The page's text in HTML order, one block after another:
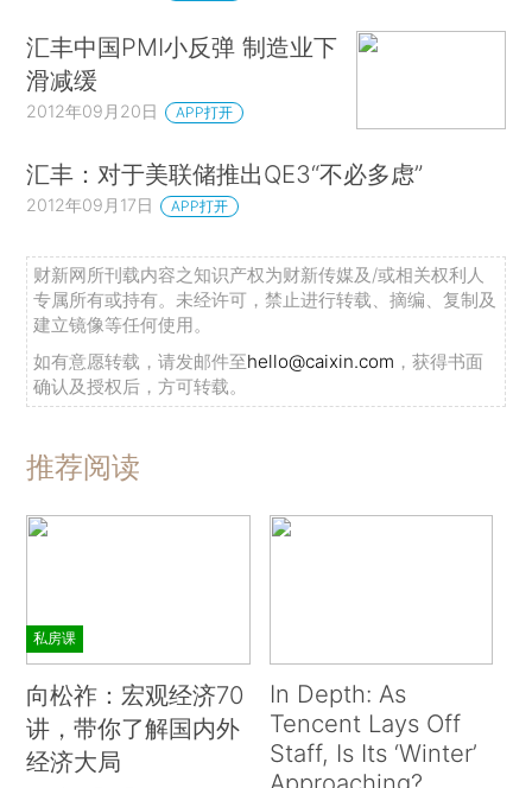
汇丰中国PMI小反弹 制造业下
滑减缓
2012年09月20日 APP打开
汇丰：对于美联储推出QE3“不必多虑”
2012年09月17日 APP打开
财新网所刊载内容之知识产权为财新传媒及/或相关权利人
专属所有或持有。未经许可，禁止进行转载、摘编、复制及
建立镜像等任何使用。
如有意愿转载，请发邮件至hello@caixin.com ，获得书面
确认及授权后，方可转载。
推荐阅读
私房课
向松祚：宏观经济70
讲，带你了解国内外
经济大局
In Depth: As
Tencent Lays Off
Staff, Is Its ‘Winter’